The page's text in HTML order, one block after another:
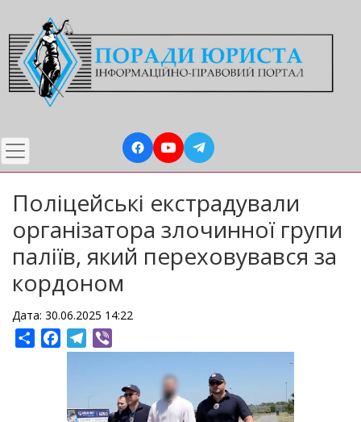
до
основного
вмісту
Поліцейські екстрадували
організатора злочинної групи
паліїв, який переховувався за
кордоном
Дата: 30.06.2025 14:22
ShareFacebookTelegram